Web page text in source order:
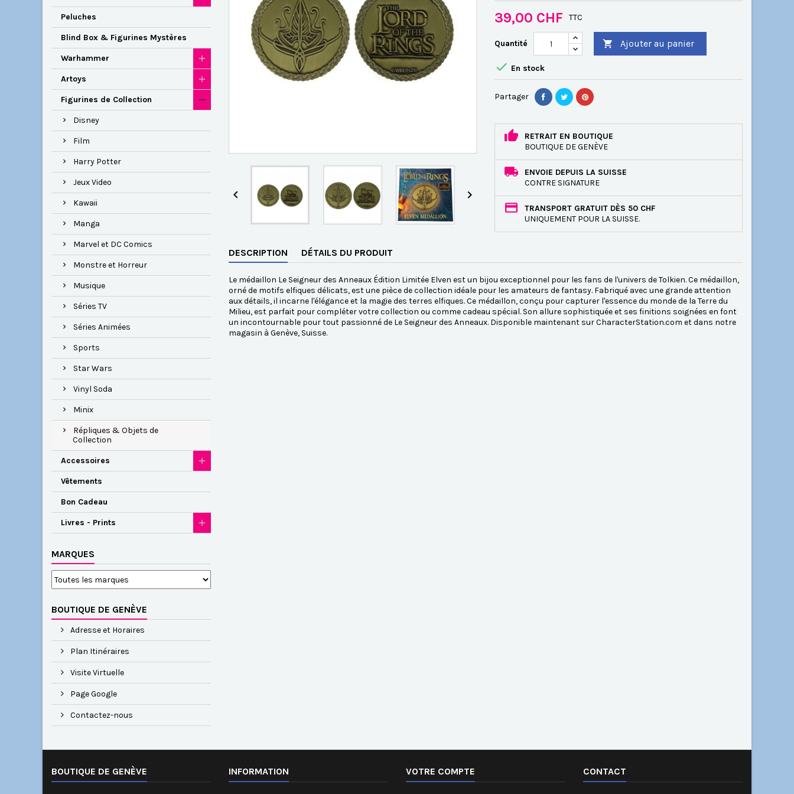
Peluches
Blind Box & Figurines Mystères
Warhammer
Artoys
Figurines de Collection
Disney
Film
Harry Potter
Jeux Video
Kawaii
Manga
Marvel et DC Comics
Monstre et Horreur
Musique
Séries TV
Séries Animées
Sports
Star Wars
Vinyl Soda
Minix
Répliques & Objets de
Collection
Accessoires
Vêtements
Bon Cadeau
Livres - Prints
MARQUES
BOUTIQUE DE GENÈVE
Adresse et Horaires
Plan Itinéraires
Visite Virtuelle
Page Google
Contactez-nous
 
39,00 CHF TTC
Quantité  Ajouter au panier
 En stock
Partager
RETRAIT EN BOUTIQUE
BOUTIQUE DE GENÈVE
ENVOIE DEPUIS LA SUISSE
CONTRE SIGNATURE
TRANSPORT GRATUIT DÈS 50 CHF
UNIQUEMENT POUR LA SUISSE.
DESCRIPTION DÉTAILS DU PRODUIT
Le médaillon Le Seigneur des Anneaux Édition Limitée Elven est un bijou exceptionnel pour les fans de l'univers de Tolkien. Ce médaillon,
orné de motifs elfiques délicats, est une pièce de collection idéale pour les amateurs de fantasy. Fabriqué avec une grande attention
aux détails, il incarne l'élégance et la magie des terres elfiques. Ce médaillon, conçu pour capturer l'essence du monde de la Terre du
Milieu, est parfait pour compléter votre collection ou comme cadeau spécial. Son allure sophistiquée et ses finitions soignées en font
un incontournable pour tout passionné de Le Seigneur des Anneaux. Disponible maintenant sur CharacterStation.com et dans notre
magasin à Genève, Suisse.
BOUTIQUE DE GENÈVE INFORMATION VOTRE COMPTE CONTACT